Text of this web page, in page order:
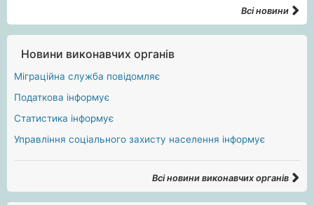
Всі новини
Новини виконавчих органів
Міграційна служба повідомляє
Податкова інформує
Статистика інформує
Управління соціального захисту населення інформує
Всі новини виконавчих органів